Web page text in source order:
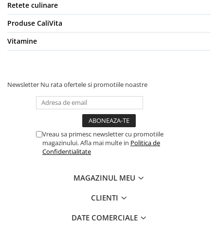
Retete culinare
Produse CaliVita
Vitamine
Newsletter Nu rata ofertele si promotiile noastre
Vreau sa primesc newsletter cu promotiile
magazinului. Afla mai multe in Politica de
Confidentialitate
MAGAZINUL MEU
CLIENTI
DATE COMERCIALE